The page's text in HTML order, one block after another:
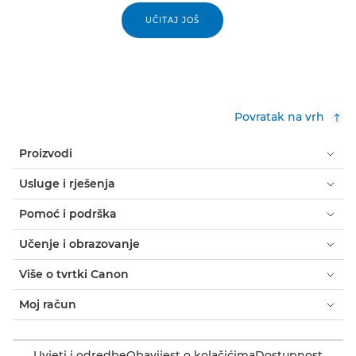
UČITAJ JOŠ
Povratak na vrh
Proizvodi
Usluge i rješenja
Pomoć i podrška
Učenje i obrazovanje
Više o tvrtki Canon
Moj račun